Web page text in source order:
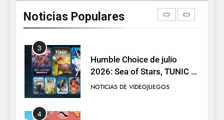
Noticias Populares
está disponible, y es el único
RO F2P-friendly de la saga
NOTICIAS DE VIDEOJUEGOS
3
Humble Choice de julio
2026: Sea of Stars, TUNIC y
Neon White en el mismo
NOTICIAS DE VIDEOJUEGOS
4